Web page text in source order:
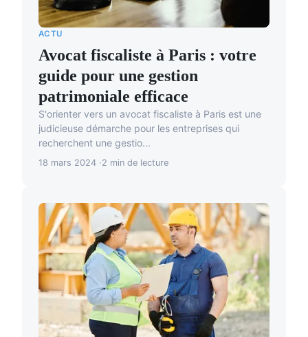
ACTU
Avocat fiscaliste à Paris : votre
guide pour une gestion
patrimoniale efficace
S'orienter vers un avocat fiscaliste à Paris est une
judicieuse démarche pour les entreprises qui
recherchent une gestio...
18 mars 2024 2 min de lecture